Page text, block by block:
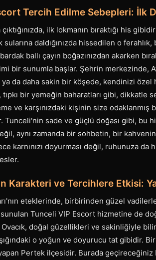
Tercih Edilme Sebepleri: İlk
ilk lokmanın bıraktığı his
sularına daldığınızda hissedilen o
ballı çayın boğazınızdan akarken
bir sunumla başlar. Şehrin merkezinde,
ya da daha sakin bir köşede, kendinizi
bir yemeğin baharatları gibi, dikkatle
ve karşınızdaki kişinin size odaklanmış
Tunceli'nin sade ve güçlü doğası gibi, bu
aynı zamanda bir sohbetin, bir kahvenin
karnınızı doyurması değil, ruhunuza
Karakteri ve Tercihlere Etkisi:
eteklerinde, birbirinden güzel
Tunceli VIP Escort hizmetine de
doğal güzellikleri ve sakinliğiyle
o yoğun ve doyurucu tat gibidir.
Pertek ilçesidir. Burada geçireceğiniz